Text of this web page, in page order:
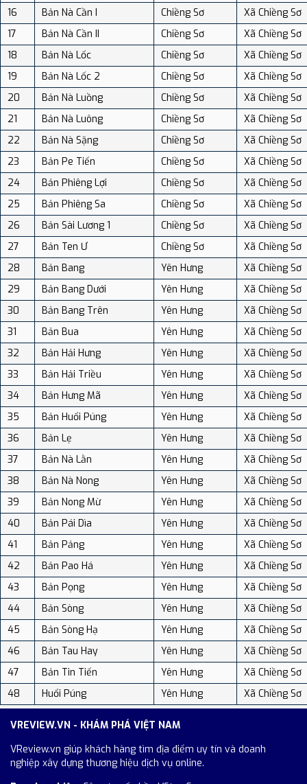
16
Bản Nà Cần I Chiềng Sơ
Xã Chiềng Sơ
17
Bản Nà Cần II Chiềng Sơ
Xã Chiềng Sơ
18
Bản Nà Lốc Chiềng Sơ
Xã Chiềng Sơ
19
Bản Nà Lốc 2 Chiềng Sơ
Xã Chiềng Sơ
20
Bản Nà Luồng Chiềng Sơ
Xã Chiềng Sơ
21
Bản Nà Luông Chiềng Sơ
Xã Chiềng Sơ
22
Bản Nà Sặng Chiềng Sơ
Xã Chiềng Sơ
23
Bản Pe Tiến Chiềng Sơ
Xã Chiềng Sơ
24
Bản Phiêng Lợi Chiềng Sơ
Xã Chiềng Sơ
25
Bản Phiêng Sa Chiềng Sơ
Xã Chiềng Sơ
26
Bản Sài Lương 1 Chiềng Sơ
Xã Chiềng Sơ
27
Bản Ten Ư Chiềng Sơ
Xã Chiềng Sơ
28
Bản Bang Yên Hưng
Xã Chiềng Sơ
29
Bản Bang Dưới Yên Hưng
Xã Chiềng Sơ
30
Bản Bang Trên Yên Hưng
Xã Chiềng Sơ
31
Bản Bua Yên Hưng
Xã Chiềng Sơ
32
Bản Hải Hưng Yên Hưng
Xã Chiềng Sơ
33
Bản Hải Triều Yên Hưng
Xã Chiềng Sơ
34
Bản Hưng Mã Yên Hưng
Xã Chiềng Sơ
35
Bản Huổi Púng Yên Hưng
Xã Chiềng Sơ
36
Bản Lẹ Yên Hưng
Xã Chiềng Sơ
37
Bản Nà Lằn Yên Hưng
Xã Chiềng Sơ
38
Bản Nà Nong Yên Hưng
Xã Chiềng Sơ
39
Bản Nong Mừ Yên Hưng
Xã Chiềng Sơ
40
Bản Pái Dìa Yên Hưng
Xã Chiềng Sơ
41
Bản Pảng Yên Hưng
Xã Chiềng Sơ
42
Bản Pao Há Yên Hưng
Xã Chiềng Sơ
43
Bản Pọng Yên Hưng
Xã Chiềng Sơ
44
Bản Sòng Yên Hưng
Xã Chiềng Sơ
45
Bản Sòng Hạ Yên Hưng
Xã Chiềng Sơ
46
Bản Tau Hay Yên Hưng
Xã Chiềng Sơ
47
Bản Tin Tiến Yên Hưng
Xã Chiềng Sơ
48
Huổi Púng Yên Hưng Xã Chiềng Sơ
VREVIEW.VN - KHÁM PHÁ VIỆT NAM
VReview.vn giúp khách hàng tìm địa điểm uy tín và doanh
nghiệp xây dựng thương hiệu dịch vụ online.